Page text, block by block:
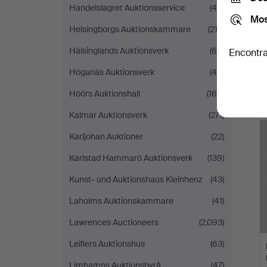
Handelslagret Auktionsservice
(45)
Helsingborgs Auktionskammare
(212)
Hälsinglands Auktionsverk
(68)
Höganäs Auktionsverk
(46)
Höörs Auktionshall
(169)
Kalmar Auktionsverk
(271)
Karljohan Auktioner
(22)
Karlstad Hammarö Auktionsverk
(139)
Kunst- und Auktionshaus Kleinhenz
(43)
Laholms Auktionskammare
(41)
Lawrences Auctioneers
(2.093)
Leiflers Auktionshus
(63)